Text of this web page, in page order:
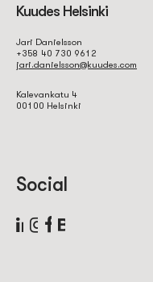
Kuudes Helsinki
Jari Danielsson
+358 40 730 9612
jari.danielsson@kuudes.com
Kalevankatu 4
00100 Helsinki
Social